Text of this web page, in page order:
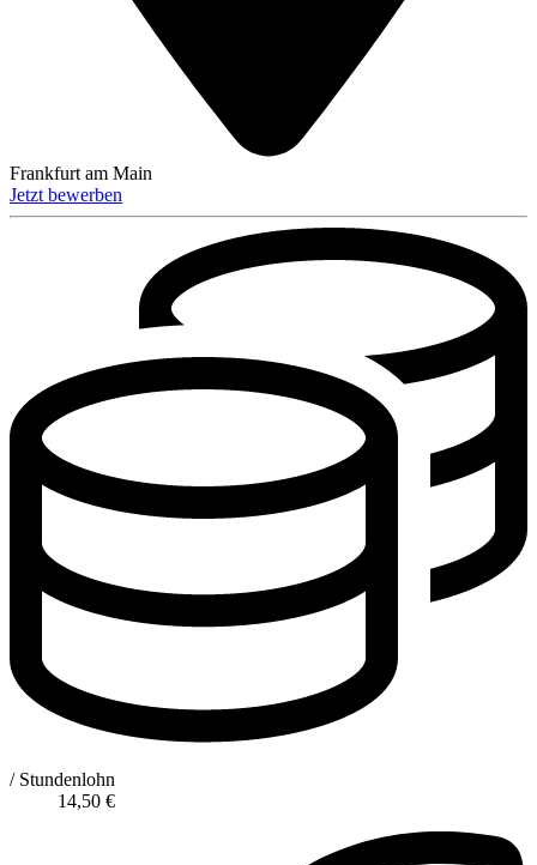
Frankfurt am Main
Jetzt bewerben
/ Stundenlohn
14,50 €